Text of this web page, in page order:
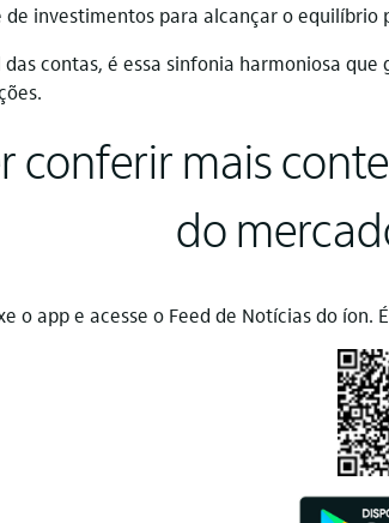
de investimentos para alcançar o equilíbrio
das contas, é essa sinfonia harmoniosa
conferir mais
do
o app e acesse o Feed de Notícias do íon.